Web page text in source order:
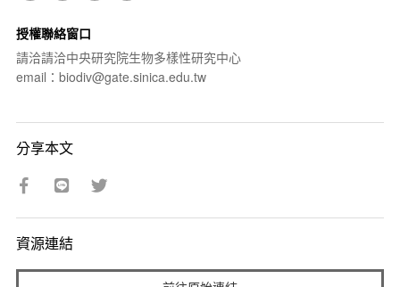
授權聯絡窗口
請洽請洽中央研究院生物多樣性研究中心
email：biodiv@gate.sinica.edu.tw
分享本文
資源連結